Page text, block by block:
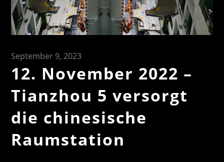
September 9, 2023
12. November 2022 –
Tianzhou 5 versorgt
die chinesische
Raumstation